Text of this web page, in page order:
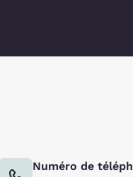
Numéro de